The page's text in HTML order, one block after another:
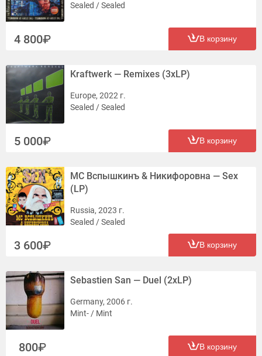
Sealed / Sealed
4 800 В корзину
Kraftwerk — Remixes (3xLP)
Europe, 2022 г.
Sealed / Sealed
5 000 В корзину
MC Вспышкинъ & Никифоровна — Sex
(LP)
Russia, 2023 г.
Sealed / Sealed
3 600 В корзину
Sebastien San — Duel (2xLP)
Germany, 2006 г.
Mint- / Mint
800 В корзину